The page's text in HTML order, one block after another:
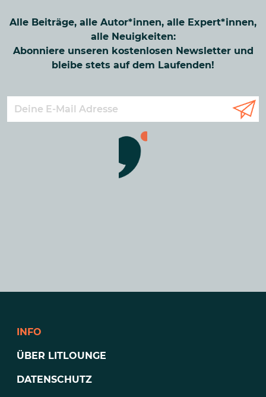
Alle Beiträge, alle Autor*innen, alle Expert*innen,
alle Neuigkeiten:
Abonniere unseren kostenlosen Newsletter und
bleibe stets auf dem Laufenden!
INFO
ÜBER LITLOUNGE
DATENSCHUTZ